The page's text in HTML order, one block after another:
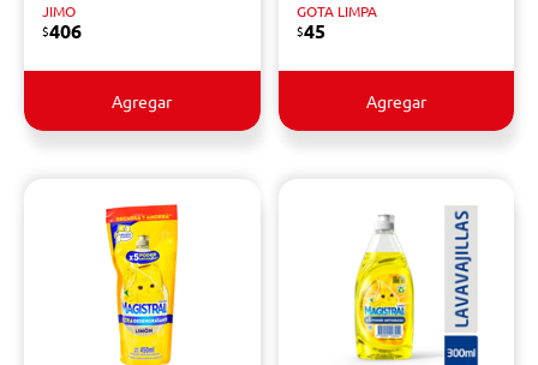
JIMO
$406
Agregar
GOTA LIMPA
$45
Agregar